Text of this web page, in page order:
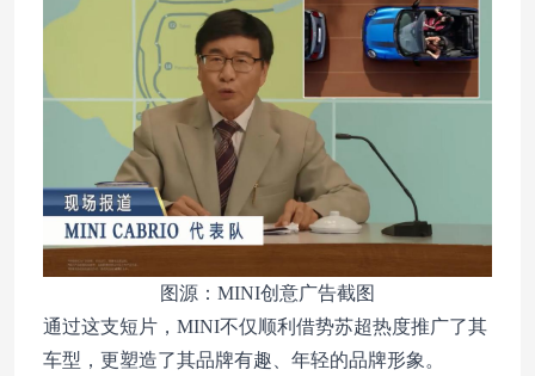
图源：MINI创意广告截图
通过这支短片，MINI不仅顺利借势苏超热度推广了其
车型，更塑造了其品牌有趣、年轻的品牌形象。